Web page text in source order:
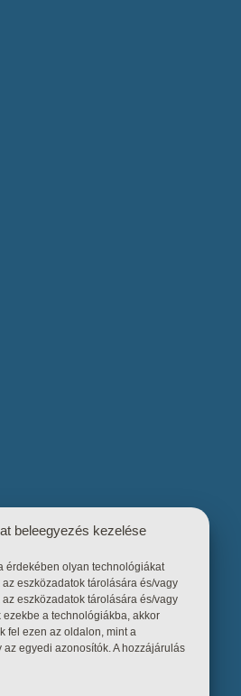
beleegyezés kezelése
érdekében olyan technológiákat
eszközadatok tárolására és/vagy
eszközadatok tárolására és/vagy
a technológiákba, akkor
fel ezen az oldalon, mint a
egyedi azonosítók. A hozzájárulás